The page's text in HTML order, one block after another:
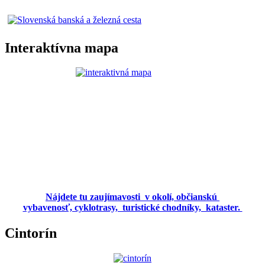
Interaktívna mapa
Nájdete tu zaujímavosti v okolí, občianskú
vybavenosť, cyklotrasy, turistické chodníky, kataster.
Cintorín